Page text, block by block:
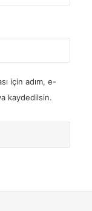
için adım, e-
kaydedilsin.